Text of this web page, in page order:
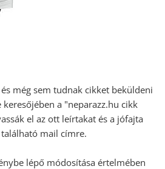
még sem tudnak cikket beküldeni
keresőjében a "neparazz.hu cikk
el az ott leírtakat és a jófajta
mail címre.
lépő módosítása értelmében